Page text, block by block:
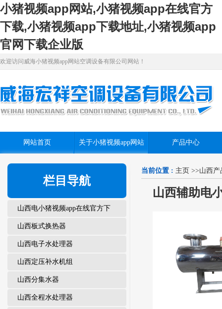
小猪视频app网站,小猪视频app在线官方
下载,小猪视频app下载地址,小猪视频app
官网下载企业版
欢迎访问威海小猪视频app网站空调设备有限公司网站！
网站首页 关于小猪视频app网站 产品中心
当前位置 : 主页 >>山西产
山西辅助电
栏目导航
山西电小猪视频app在线官方下
载
山西板式换热器
山西电子水处理器
山西定压补水机组
山西分集水器
山西全程水处理器